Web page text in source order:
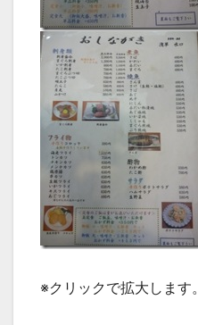
※クリックで拡大します。